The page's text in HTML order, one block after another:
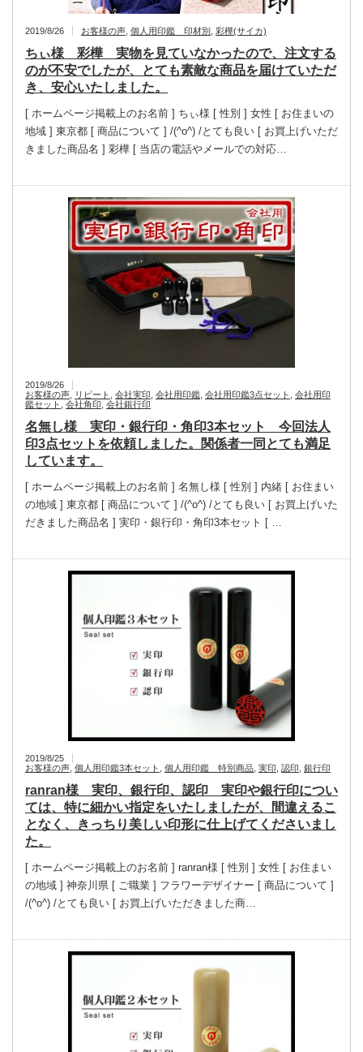
2019/8/26 お客様の声 個人用印鑑 印材別 彩樺(サイカ)
ちぃ様 彩樺 実物を見ていなかったので、注文する
のが不安でしたが、とても素敵な商品を届けていただ
き、安心いたしました。
[ ホームページ掲載上のお名前 ] ちぃ様 [ 性別 ] 女性 [ お住まいの
地域 ] 東京都 [ 商品について ] /(^o^) /とても良い [ お買上げいただ
きました商品名 ] 彩樺 [ 当店の電話やメールでの対応…
2019/8/26
お客様の声
リピート 会社実印 会社用印鑑 会社用印鑑3点セット
会社用印
鑑セット
会社角印 会社銀行印
名無し様 実印・銀行印・角印3本セット 今回法人
印3点セットを依頼しました。関係者一同とても満足
しています。
[ ホームページ掲載上のお名前 ] 名無し様 [ 性別 ] 内緒 [ お住まい
の地域 ] 東京都 [ 商品について ] /(^o^) /とても良い [ お買上げいた
だきました商品名 ] 実印・銀行印・角印3本セット [ …
2019/8/25
お客様の声 個人用印鑑3本セット 個人用印鑑 特別商品 実印 認印 銀行印
ranran様 実印、銀行印、認印 実印や銀行印につい
ては、特に細かい指定をいたしましたが、間違えるこ
となく、きっちり美しい印形に仕上げてくださいまし
た。
[ ホームページ掲載上のお名前 ] ranran様 [ 性別 ] 女性 [ お住まい
の地域 ] 神奈川県 [ ご職業 ] フラワーデザイナー [ 商品について ]
/(^o^) /とても良い [ お買上げいただきました商…